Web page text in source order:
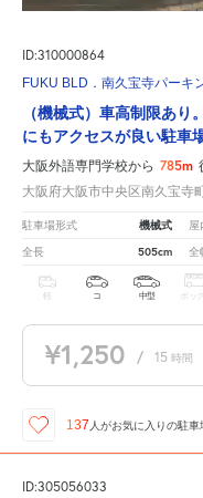
ID:310000864
FUKU BLD．南久宝寺パーキ
（機械式）車高制限あ
にもアクセスが良い駐車
大阪外語専門学校から 785m
大阪府大阪市中央区南久宝寺
駐車場形式 機械式 屋
全長 505cm 全
軽 コ 中型 ボッ
¥1,250 / 15 時間
137 人がお気に入りの駐車
ID:305056033